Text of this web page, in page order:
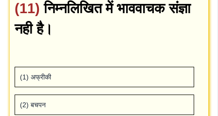
(11)निम्‍नलिखित में भाववाचक संज्ञा
नही है।
(1) अफ्रीकी
(2) बचपन